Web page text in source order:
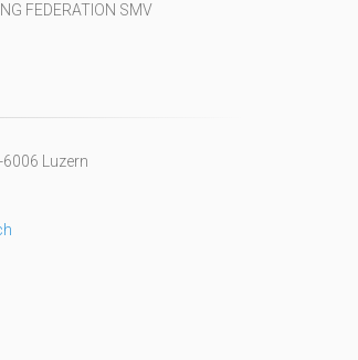
FEDERATION SMV
Luzern